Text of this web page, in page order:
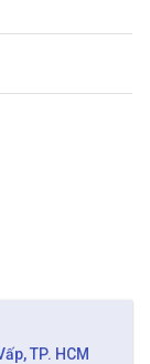
TP. HCM